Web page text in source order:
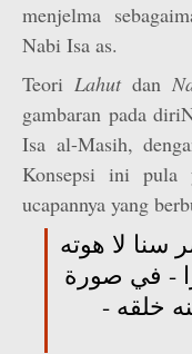
menjelma
Nabi Isa as.
Teori Lahutdan
gambaran pada
Isa al-Masih,
Konsepsi ini pula
ucapannya yang
لا هوته
- في صورة
خلقه -